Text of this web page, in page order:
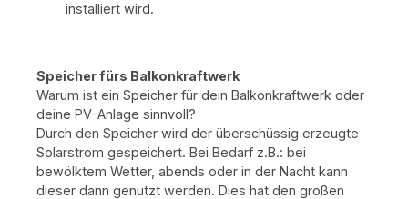
installiert wird.
Speicher fürs Balkonkraftwerk
Warum ist ein Speicher für dein Balkonkraftwerk oder
deine PV-Anlage sinnvoll?
Durch den Speicher wird der überschüssig erzeugte
Solarstrom gespeichert. Bei Bedarf z.B.: bei
bewölktem Wetter, abends oder in der Nacht kann
dieser dann genutzt werden. Dies hat den großen